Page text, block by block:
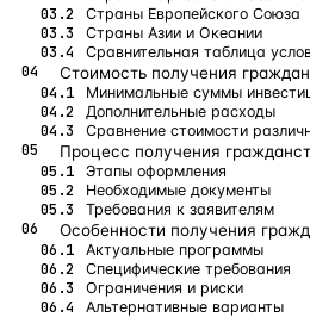
Страны Европейского Союза
Страны Азии и Океании
Сравнительная таблица
Стоимость получения
Минимальные суммы
Дополнительные расходы
Сравнение стоимости
Процесс получения
Этапы оформления
Необходимые документы
Требования к заявителям
Особенности получения
Актуальные программы
Специфические требования
Ограничения и риски
Альтернативные варианты